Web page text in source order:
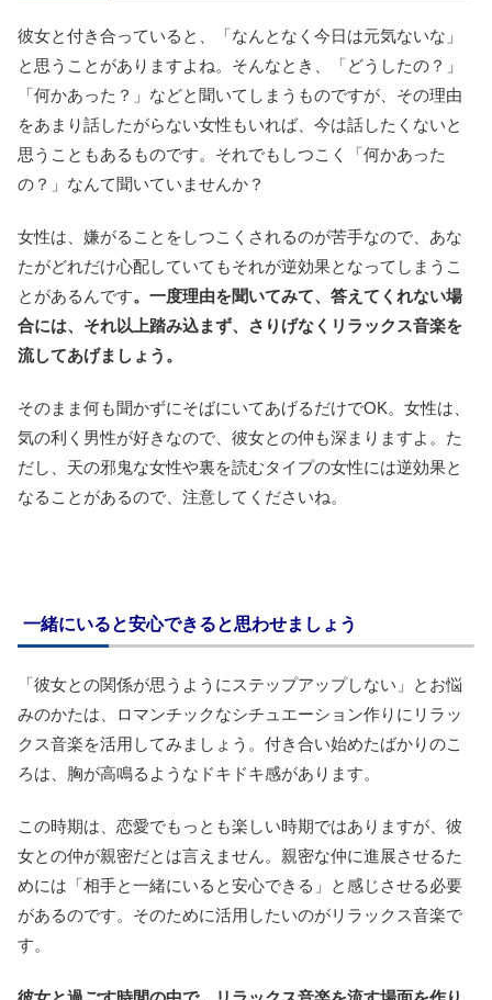
彼女と付き合っていると、「なんとなく今日は元気ないな」
と思うことがありますよね。そんなとき、「どうしたの？」
「何かあった？」などと聞いてしまうものですが、その理由
をあまり話したがらない女性もいれば、今は話したくないと
思うこともあるものです。それでもしつこく「何かあった
の？」なんて聞いていませんか？
女性は、嫌がることをしつこくされるのが苦手なので、あな
たがどれだけ心配していてもそれが逆効果となってしまうこ
とがあるんです。一度理由を聞いてみて、答えてくれない場
合には、それ以上踏み込まず、さりげなくリラックス音楽を
流してあげましょう。
そのまま何も聞かずにそばにいてあげるだけでOK。女性は、
気の利く男性が好きなので、彼女との仲も深まりますよ。た
だし、天の邪鬼な女性や裏を読むタイプの女性には逆効果と
なることがあるので、注意してくださいね。
一緒にいると安心できると思わせましょう
「彼女との関係が思うようにステップアップしない」とお悩
みのかたは、ロマンチックなシチュエーション作りにリラッ
クス音楽を活用してみましょう。付き合い始めたばかりのこ
ろは、胸が高鳴るようなドキドキ感があります。
この時期は、恋愛でもっとも楽しい時期ではありますが、彼
女との仲が親密だとは言えません。親密な仲に進展させるた
めには「相手と一緒にいると安心できる」と感じさせる必要
があるのです。そのために活用したいのがリラックス音楽で
す。